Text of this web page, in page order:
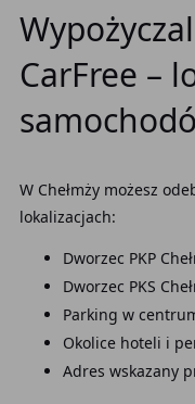
CarFree –
W Chełmży możesz
lokalizacjach:
Dworzec PKP
Dworzec PKS
Parking w
Okolice hoteli i
Adres wskazany